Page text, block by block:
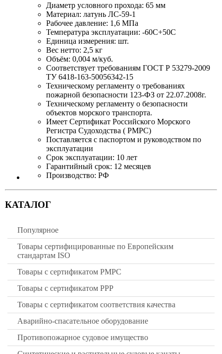
Диаметр условного прохода: 65 мм
Материал: латунь ЛС-59-1
Рабочее давление: 1,6 МПа
Температура эксплуатации: -60С+50С
Единица измерения: шт.
Вес нетто: 2,5 кг
Объём: 0,004 м/куб.
Соответствует требованиям ГОСТ Р 53279-2009
ТУ 6418-163-50056342-15
Техническому регламенту о требованиях
пожарной безопасности 123-ФЗ от 22.07.2008г.
Техническому регламенту о безопасности
объектов морского транспорта.
Имеет Сертификат Российского Морского
Регистра Судоходства ( РМРС)
Поставляется с паспортом и руководством по
эксплуатации
Срок эксплуатации: 10 лет
Гарантийный срок: 12 месяцев
Производство: РФ
КАТАЛОГ
Популярное
Товары сертифицированные по Европейским
стандартам ISO
Товары с сертификатом РМРС
Товары с сертификатом РРР
Товары с сертификатом соответствия качества
Аварийно-спасательное оборудование
Противопожарное судовое имущество